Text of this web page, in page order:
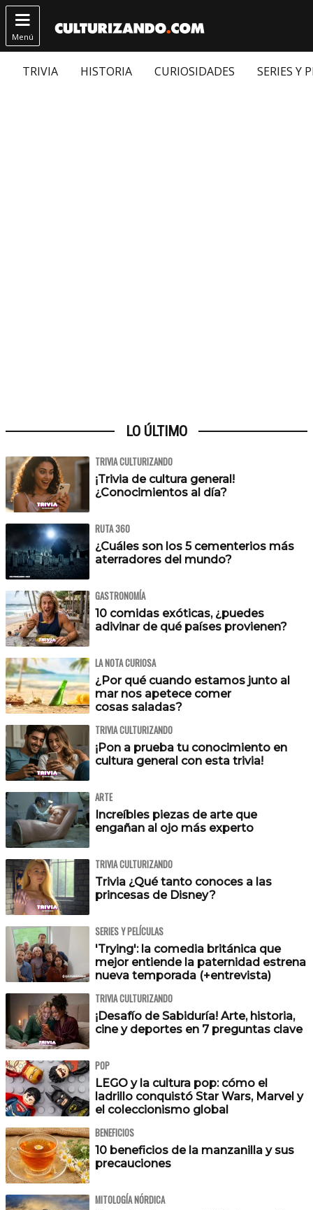

Menú
TRIVIA HISTORIA CURIOSIDADES SERIES Y
LO ÚLTIMO
TRIVIA CULTURIZANDO
¡Trivia de cultura general!
¿Conocimientos al día?
RUTA 360
¿Cuáles son los 5 cementerios más
aterradores del mundo?
GASTRONOMÍA
10 comidas exóticas, ¿puedes
adivinar de qué países provienen?
LA NOTA CURIOSA
¿Por qué cuando estamos junto al
mar nos apetece comer
cosas saladas?
TRIVIA CULTURIZANDO
¡Pon a prueba tu conocimiento en
cultura general con esta trivia!
ARTE
Increíbles piezas de arte que
engañan al ojo más experto
TRIVIA CULTURIZANDO
Trivia ¿Qué tanto conoces a las
princesas de Disney?
SERIES Y PELÍCULAS
'Trying': la comedia británica que
mejor entiende la paternidad estrena
nueva temporada (+entrevista)
TRIVIA CULTURIZANDO
¡Desafío de Sabiduría! Arte, historia,
cine y deportes en 7 preguntas clave
POP
LEGO y la cultura pop: cómo el
ladrillo conquistó Star Wars, Marvel y
el coleccionismo global
BENEFICIOS
10 beneficios de la manzanilla y sus
precauciones
MITOLOGÍA NÓRDICA